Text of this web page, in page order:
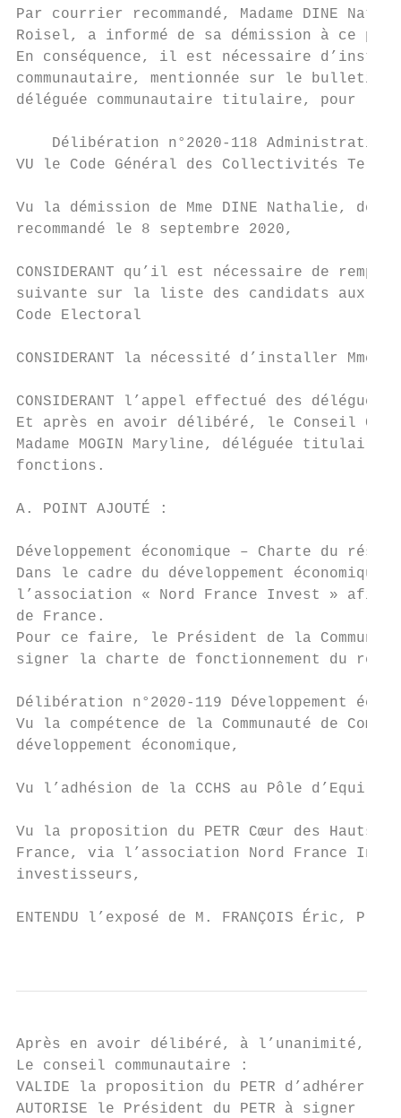
Par courrier recommandé, Madame DINE
Roisel, a informé de sa démission à ce
En conséquence, il est nécessaire
communautaire, mentionnée sur le bulletin
déléguée communautaire titulaire, pour la
Délibération n°2020-118
VU le Code Général des Collectivités
Vu la démission de Mme DINE Nathalie,
recommandé le 8 septembre 2020,
CONSIDERANT qu’il est nécessaire de
suivante sur la liste des candidats aux
Code Electoral
CONSIDERANT la nécessité d’installer Mme
CONSIDERANT l’appel effectué des délégués,
Et après en avoir délibéré, le Conseil
Madame MOGIN Maryline, déléguée
fonctions.
A. POINT AJOUTÉ :
Développement économique – Charte du
Dans le cadre du développement
l’association « Nord France Invest »
de France.
Pour ce faire, le Président de la
signer la charte de fonctionnement du
Délibération n°2020-119 Développement
Vu la compétence de la Communauté de
développement économique,
Vu l’adhésion de la CCHS au Pôle
Vu la proposition du PETR Cœur des Hauts
France, via l’association Nord France
investisseurs,
ENTENDU l’exposé de M. FRANÇOIS Éric,
Après en avoir délibéré, à l’unanimité,
Le conseil communautaire :
VALIDE la proposition du PETR d’adhérer
AUTORISE le Président du PETR à signer